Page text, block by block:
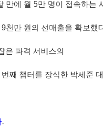
만에 월 5만 명이 접속하는
천만 원의 선매출을 확보했
은 파격 서비스의
째 챕터를 장식한 박세준
.